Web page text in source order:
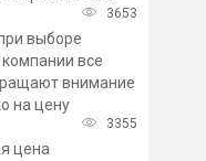
и средний бизнес
освободят от
платы за
3653
выборе
все
внимание
на цену
3355
цена